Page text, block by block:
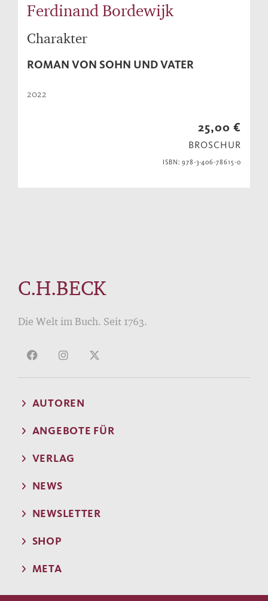
Ferdinand Bordewijk
Charakter
ROMAN VON SOHN UND VATER
2022
25,00 €
BROSCHUR
ISBN: 978-3-406-78615-0
C.H.BECK
Die Welt im Buch. Seit 1763.
AUTOREN
ANGEBOTE FÜR
VERLAG
NEWS
NEWSLETTER
SHOP
META